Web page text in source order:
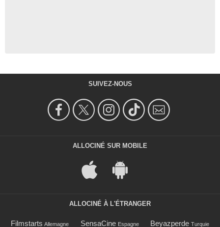
SUIVEZ-NOUS
ALLOCINÉ SUR MOBILE
ALLOCINÉ À L'ÉTRANGER
Filmstarts Allemagne SensaCine Espagne Beyazperde Turquie